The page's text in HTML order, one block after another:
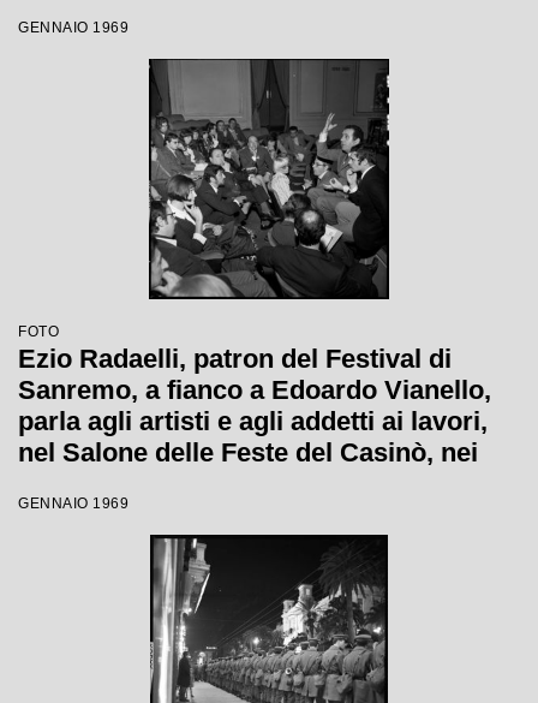
GENNAIO 1969
FOTO
Ezio Radaelli, patron del Festival di
Sanremo, a fianco a Edoardo Vianello,
parla agli artisti e agli addetti ai lavori,
nel Salone delle Feste del Casinò, nei
GENNAIO 1969